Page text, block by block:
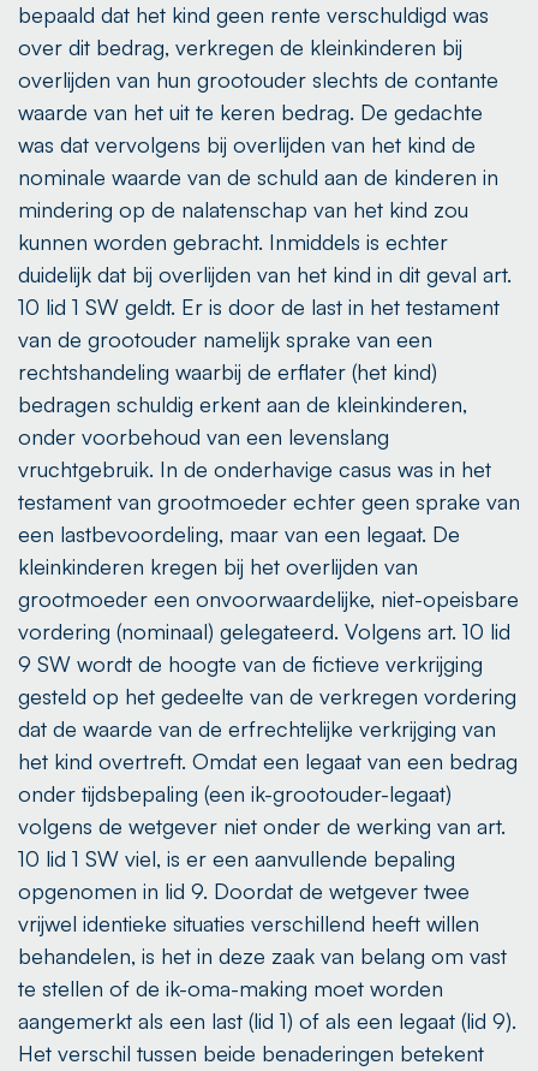
bepaald dat het kind geen rente verschuldigd was
over dit bedrag, verkregen de kleinkinderen bij
overlijden van hun grootouder slechts de contante
waarde van het uit te keren bedrag. De gedachte
was dat vervolgens bij overlijden van het kind de
nominale waarde van de schuld aan de kinderen in
mindering op de nalatenschap van het kind zou
kunnen worden gebracht. Inmiddels is echter
duidelijk dat bij overlijden van het kind in dit geval art.
10 lid 1 SW geldt. Er is door de last in het testament
van de grootouder namelijk sprake van een
rechtshandeling waarbij de erflater (het kind)
bedragen schuldig erkent aan de kleinkinderen,
onder voorbehoud van een levenslang
vruchtgebruik. In de onderhavige casus was in het
testament van grootmoeder echter geen sprake van
een lastbevoordeling, maar van een legaat. De
kleinkinderen kregen bij het overlijden van
grootmoeder een onvoorwaardelijke, niet-opeisbare
vordering (nominaal) gelegateerd. Volgens art. 10 lid
9 SW wordt de hoogte van de fictieve verkrijging
gesteld op het gedeelte van de verkregen vordering
dat de waarde van de erfrechtelijke verkrijging van
het kind overtreft. Omdat een legaat van een bedrag
onder tijdsbepaling (een ik-grootouder-legaat)
volgens de wetgever niet onder de werking van art.
10 lid 1 SW viel, is er een aanvullende bepaling
opgenomen in lid 9. Doordat de wetgever twee
vrijwel identieke situaties verschillend heeft willen
behandelen, is het in deze zaak van belang om vast
te stellen of de ik-oma-making moet worden
aangemerkt als een last (lid 1) of als een legaat (lid 9).
Het verschil tussen beide benaderingen betekent